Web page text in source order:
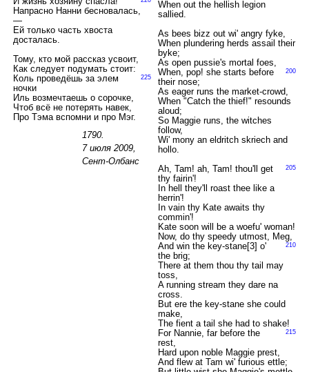
Напрасно Нанни бесновалась,
—
Ей только часть хвоста
досталась.
Тому, кто мой рассказ усвоит,
Как следует подумать стоит:
225
Коль проведёшь за элем
ночки
Иль возмечтаешь о сорочке,
Чтоб всё не потерять навек,
Про Тэма вспомни и про Мэг.
1790.
7 июля 2009,
Сент-Олбанс
When out the hellish legion
sallied.
As bees bizz out wi' angry fyke,
When plundering herds assail their
byke;
As open pussie's mortal foes,
200
When, pop! she starts before
their nose;
As eager runs the market-crowd,
When "Catch the thief!" resounds
aloud;
So Maggie runs, the witches
follow,
Wi' mony an eldritch skriech and
hollo.
205
Ah, Tam! ah, Tam! thou'll get
thy fairin'!
In hell they'll roast thee like a
herrin'!
In vain thy Kate awaits thy
commin'!
Kate soon will be a woefu' woman!
Now, do thy speedy utmost, Meg,
210
And win the key-stane[3] o'
the brig;
There at them thou thy tail may
toss,
A running stream they dare na
cross.
But ere the key-stane she could
make,
The fient a tail she had to shake!
215
For Nannie, far before the
rest,
Hard upon noble Maggie prest,
And flew at Tam wi' furious ettle;